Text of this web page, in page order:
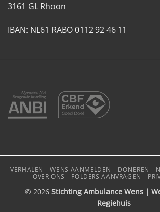
3161 GL Rhoon
IBAN: NL61 RABO 0112 92 46 11
VERHALEN WENS AANMELDEN DONEREN
OVER ONS
FOLDERS AANVRAGEN
© 2026 Stichting Ambulance Wens |
Regiehuis